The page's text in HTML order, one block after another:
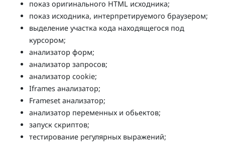
показ оригинального HTML исходника;
показ исходника, интерпретируемого браузером;
выделение участка кода находящегося под
курсором;
анализатор форм;
анализатор запросов;
анализатор cookie;
Iframes анализатор;
Frameset анализатор;
анализатор переменных и обьектов;
запуск скриптов;
тестирование регулярных выражений;